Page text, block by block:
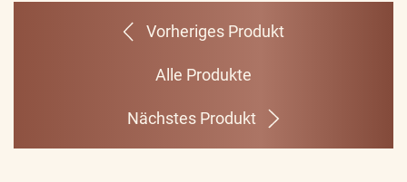
Vorheriges Produkt
Alle Produkte
Nächstes Produkt